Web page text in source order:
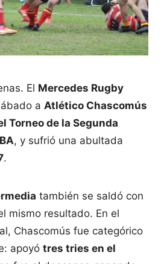
El Mercedes Rugby
a Atlético Chascomús
Torneo de la Segunda
, y sufrió una abultada
.
también se saldó con
mismo resultado. En el
Chascomús fue categórico
apoyó tres tries en el